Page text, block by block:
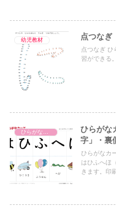
幼児教材 点つなぎ
点つなぎ ひ
習ができる
ひらがな
字」・裏
ひらがなカ
はひふへほ
きます。印